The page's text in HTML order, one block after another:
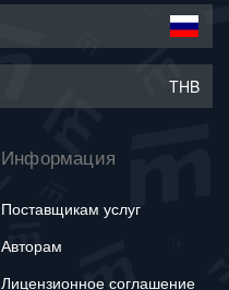
THB
Информация
Поставщикам услуг
Авторам
Лицензионное соглашение